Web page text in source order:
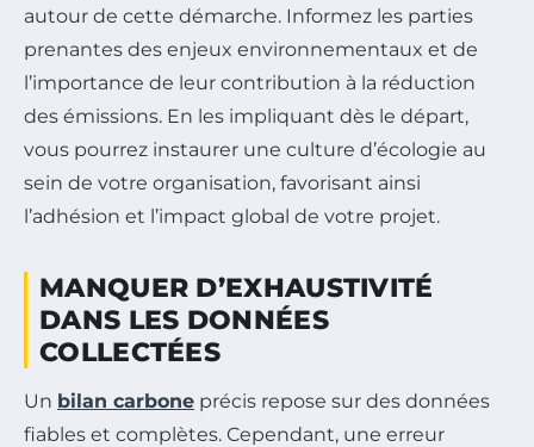
autour de cette démarche. Informez les parties
prenantes des enjeux environnementaux et de
l’importance de leur contribution à la réduction
des émissions. En les impliquant dès le départ,
vous pourrez instaurer une culture d’écologie au
sein de votre organisation, favorisant ainsi
l’adhésion et l’impact global de votre projet.
MANQUER D’EXHAUSTIVITÉ
DANS LES DONNÉES
COLLECTÉES
Un bilan carbone précis repose sur des données
fiables et complètes. Cependant, une erreur